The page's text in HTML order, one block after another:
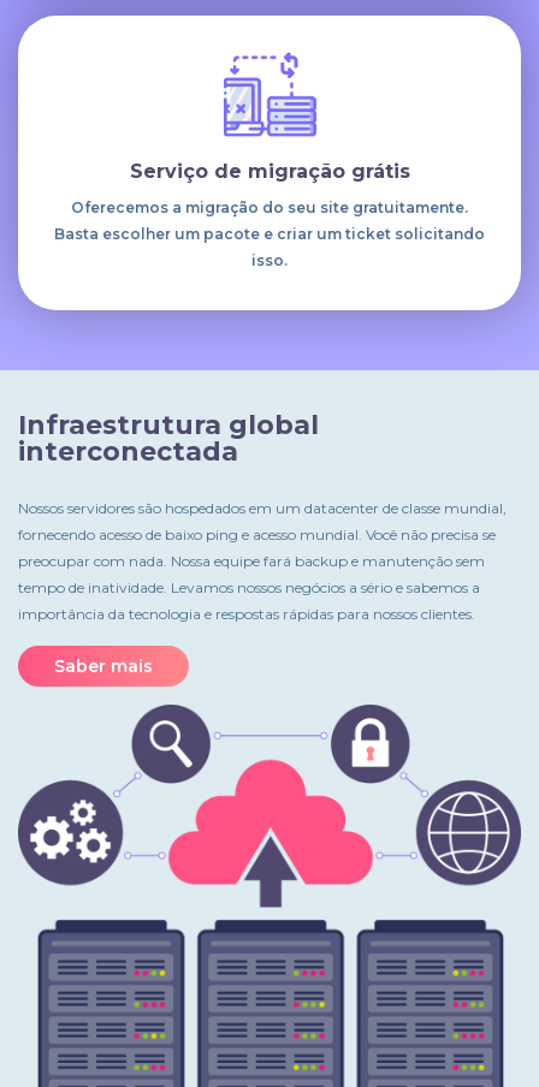
Serviço de migração grátis
Oferecemos a migração do seu site gratuitamente.
Basta escolher um pacote e criar um ticket solicitando
isso.
Infraestrutura global
interconectada
Nossos servidores são hospedados em um datacenter de classe mundial,
fornecendo acesso de baixo ping e acesso mundial. Você não precisa se
preocupar com nada. Nossa equipe fará backup e manutenção sem
tempo de inatividade. Levamos nossos negócios a sério e sabemos a
importância da tecnologia e respostas rápidas para nossos clientes.
Saber mais